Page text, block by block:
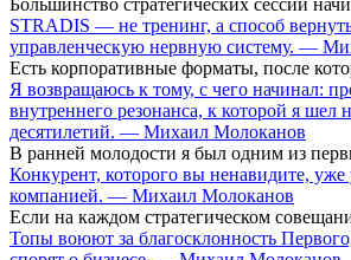
STRADIS — не тренинг, а способ
управленческую нервную систему. —
Есть корпоративные форматы, после
Я возвращаюсь к тому, с чего начинал:
внутреннего резонанса, к которой я шел
десятилетий. — Михаил Молоканов
В ранней молодости я был одним из
Конкурент, которого вы ненавидите, уже
компанией. — Михаил Молоканов
Если на каждом стратегическом
Топы воюют за благосклонность